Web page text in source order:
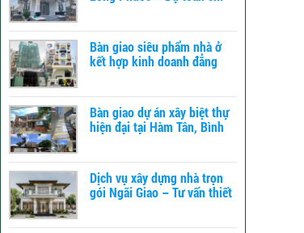
Bàn giao siêu phẩm nhà ở
kết hợp kinh doanh đẳng
Bàn giao dự án xây biệt thự
hiện đại tại Hàm Tân, Bình
Dịch vụ xây dựng nhà trọn
gói Ngãi Giao – Tư vấn thiết